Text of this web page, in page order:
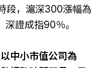
段，滬深300漲幅為
證成指90％。
中小市值公司為